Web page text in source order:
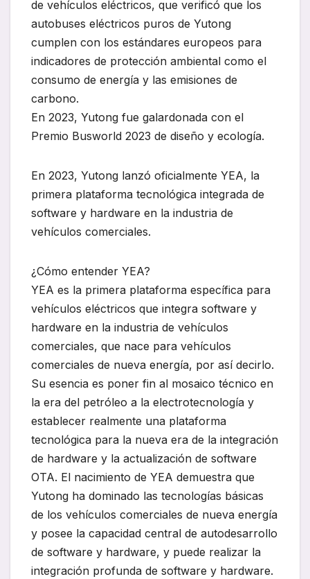
de vehículos eléctricos, que verificó que los
autobuses eléctricos puros de Yutong
cumplen con los estándares europeos para
indicadores de protección ambiental como el
consumo de energía y las emisiones de
carbono.
En 2023, Yutong fue galardonada con el
Premio Busworld 2023 de diseño y ecología.
En 2023, Yutong lanzó oficialmente YEA, la
primera plataforma tecnológica integrada de
software y hardware en la industria de
vehículos comerciales.
¿Cómo entender YEA?
YEA es la primera plataforma específica para
vehículos eléctricos que integra software y
hardware en la industria de vehículos
comerciales, que nace para vehículos
comerciales de nueva energía, por así decirlo.
Su esencia es poner fin al mosaico técnico en
la era del petróleo a la electrotecnología y
establecer realmente una plataforma
tecnológica para la nueva era de la integración
de hardware y la actualización de software
OTA. El nacimiento de YEA demuestra que
Yutong ha dominado las tecnologías básicas
de los vehículos comerciales de nueva energía
y posee la capacidad central de autodesarrollo
de software y hardware, y puede realizar la
integración profunda de software y hardware.